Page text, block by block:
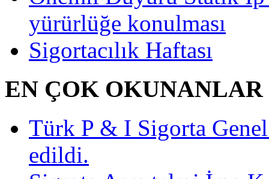
yürürlüğe konulması
Sigortacılık Haftası
EN ÇOK OKUNANLAR
Türk P & I Sigorta
edildi.